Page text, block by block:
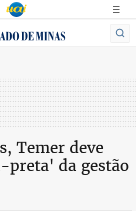
Temer deve
da gestão